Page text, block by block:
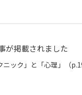
が掲載されました
ック」と「心理」（